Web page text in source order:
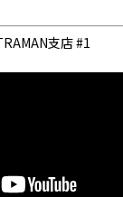
支店 #1